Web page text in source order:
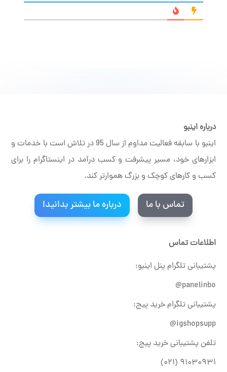
درباره اینبو
اینبو با سابقه فعالیت مداوم از سال 95 در تلاش است با خدمات و
ابزارهای خود، مسیر پیشرفت و کسب درآمد در اینستاگرام را برای
کسب و کارهای کوچک و بزرگ هموارتر کند.
تماس با ما درباره ما بیشتر بدانید!
اطلاعات تماس
پشتیبانی تلگرام پنل اینبو:
panelinbo@
پشتیبانی تلگرام خرید پیج:
igshopsupp@
تلفن پشتیبانی خرید پیج:
۹۱۰۳۰۹۳۱ (۰۲۱)